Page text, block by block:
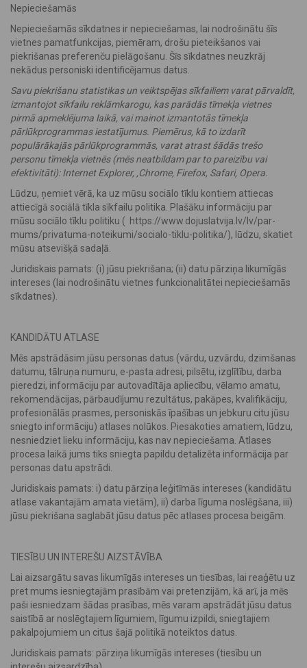
Nepieciešamās
Nepieciešamās sīkdatnes ir nepieciešamas, lai nodrošinātu šīs
vietnes pamatfunkcijas, piemēram, drošu pieteikšanos vai
piekrišanas preferenču pielāgošanu. Šīs sīkdatnes neuzkrāj
nekādus personiski identificējamus datus.
Savu piekrišanu statistikas un veiktspējas sīkfailiem varat pārvaldīt,
izmantojot sīkfailu reklāmkarogu, kas parādās tīmekļa vietnes
pirmā apmeklējuma laikā, vai mainot izmantotās tīmekļa
pārlūkprogrammas iestatījumus. Piemērus, kā to izdarīt
populārākajās pārlūkprogrammās, varat atrast šādās trešo
personu tīmekļa vietnēs (mēs neatbildam par to pareizību vai
efektivitāti): Internet Explorer, ,Chrome, Firefox, Safari, Opera.
Lūdzu, ņemiet vērā, ka uz mūsu sociālo tīklu kontiem attiecas
attiecīgā sociālā tīkla sīkfailu politika. Plašāku informāciju par
mūsu sociālo tīklu politiku ( https://www.dojuslatvija.lv/lv/par-
mums/privatuma-noteikumi/socialo-tiklu-politika/), lūdzu, skatiet
mūsu atsevišķā sadaļā.
Juridiskais pamats: (i) jūsu piekrišana; (ii) datu pārziņa likumīgās
intereses (lai nodrošinātu vietnes funkcionalitātei nepieciešamās
sīkdatnes).
KANDIDĀTU ATLASE
Mēs apstrādāsim jūsu personas datus (vārdu, uzvārdu, dzimšanas
datumu, tālruņa numuru, e-pasta adresi, pilsētu, izglītību, darba
pieredzi, informāciju par autovadītāja apliecību, vēlamo amatu,
rekomendācijas, pārbaudījumu rezultātus, pakāpes, kvalifikāciju,
profesionālās prasmes, personiskās īpašības un jebkuru citu jūsu
sniegto informāciju) atlases nolūkos. Piesakoties amatiem, lūdzu,
nesniedziet lieku informāciju, kas nav nepieciešama. Atlases
procesa laikā jums tiks sniegta papildu detalizēta informācija par
personas datu apstrādi.
Juridiskais pamats: i) datu pārziņa leģitīmās intereses (kandidātu
atlase vakantajām amata vietām), ii) darba līguma noslēgšana, iii)
jūsu piekrišana saglabāt jūsu datus pēc atlases procesa beigām.
TIESĪBU UN INTEREŠU AIZSTĀVĪBA
Lai aizsargātu savas likumīgās intereses un tiesības, lai reaģētu uz
pret mums iesniegtajām prasībām vai pretenzijām, kā arī, ja mēs
paši iesniedzam šādas prasības, mēs varam apstrādāt jūsu datus
saistībā ar noslēgtajiem līgumiem, līgumu izpildi, sniegtajiem
pakalpojumiem un citus šajā politikā noteiktos datus.
Juridiskais pamats: pārziņa likumīgās intereses (tiesību un